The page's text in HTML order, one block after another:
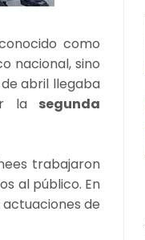
como
nacional, sino
de abril llegaba
la segunda
trabajaron
al público. En
de